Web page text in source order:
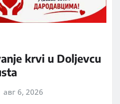
krvi u Doljevcu
авг 6, 2026